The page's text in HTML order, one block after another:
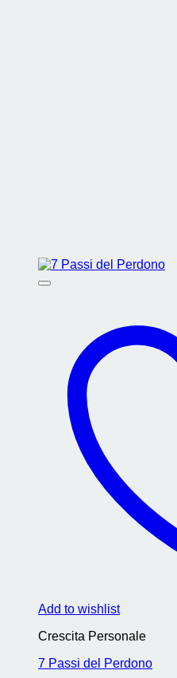
Add to wishlist
Crescita Personale
7 Passi del Perdono